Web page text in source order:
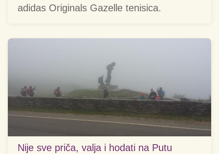
adidas Originals Gazelle tenisica.
Nije sve priča, valja i hodati na Putu